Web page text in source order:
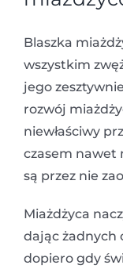
Blaszka
wszystkim
jego
rozwój
niewłaściwy
czasem nawet
są przez nie
Miażdżyca
dając żadnych
dopiero gdy